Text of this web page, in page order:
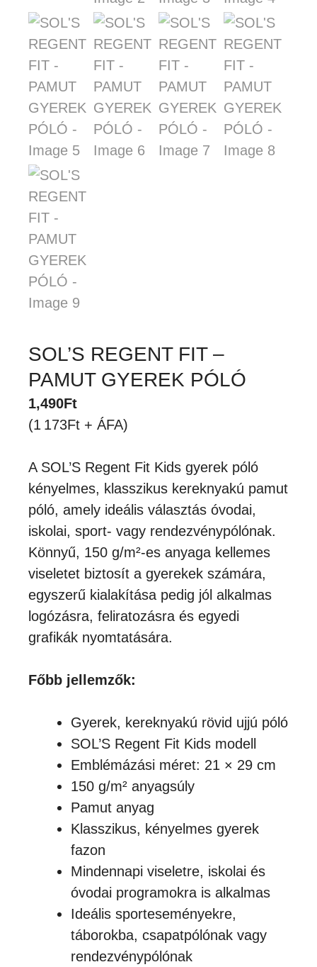
SOL’S REGENT FIT –
PAMUT GYEREK PÓLÓ
1,490Ft
(1 173Ft + ÁFA)
A SOL’S Regent Fit Kids gyerek póló
kényelmes, klasszikus kereknyakú pamut
póló, amely ideális választás óvodai,
iskolai, sport- vagy rendezvénypólónak.
Könnyű, 150 g/m²-es anyaga kellemes
viseletet biztosít a gyerekek számára,
egyszerű kialakítása pedig jól alkalmas
logózásra, feliratozásra és egyedi
grafikák nyomtatására.
Főbb jellemzők:
Gyerek, kereknyakú rövid ujjú póló
SOL’S Regent Fit Kids modell
Emblémázási méret: 21 × 29 cm
150 g/m² anyagsúly
Pamut anyag
Klasszikus, kényelmes gyerek
fazon
Mindennapi viseletre, iskolai és
óvodai programokra is alkalmas
Ideális sporteseményekre,
táborokba, csapatpólónak vagy
rendezvénypólónak